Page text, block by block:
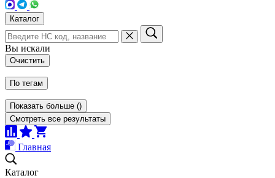
Каталог
Вы искали
Очистить
По тегам
Показать больше ()
Смотреть все результаты
Главная
Каталог